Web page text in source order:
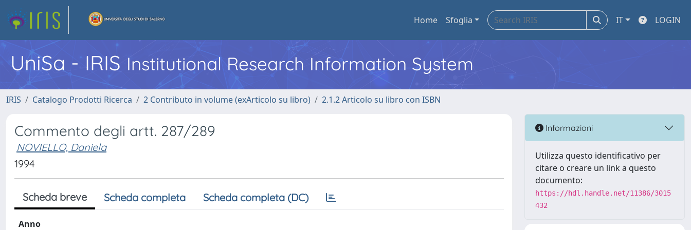
Home Sfoglia IT LOGIN
UniSa - IRIS Institutional Research Information System
IRIS Catalogo Prodotti Ricerca 2 Contributo in volume (exArticolo su libro) 2.1.2 Articolo su libro con ISBN
Commento degli artt. 287/289
NOVIELLO, Daniela
1994
Scheda breve Scheda completa Scheda completa (DC)
Anno
Informazioni
Utilizza questo identificativo per
citare o creare un link a questo
documento:
https://hdl.handle.net/11386/3015
432